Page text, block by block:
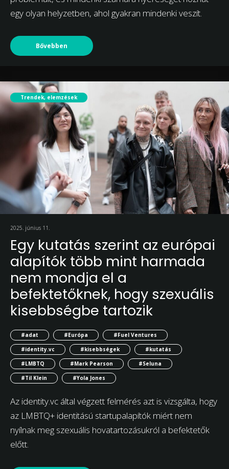
egy olyan helyzetben, ahol gyakran mindenki veszít.
Bővebben
Trendek, elemzések
2025. június 11.
Egy kutatás szerint az európai
alapítók több mint harmada
nem mondja el a
befektetőknek, hogy szexuális
kisebbségbe tartozik
#adat #Európa
#Fuel Ventures
#identity.vc
#kisebbségek
#kutatás
#LMBTQ
#Mark Pearson
#Seluna
#Til Klein
#Yola Jones
Az identity.vc által végzett felmérés azt is vizsgálta, hogy
az LMBTQ+ identitású startupalapítók miért nem
nyílnak meg szexuális hovatartozásukról a befektetők
előtt.